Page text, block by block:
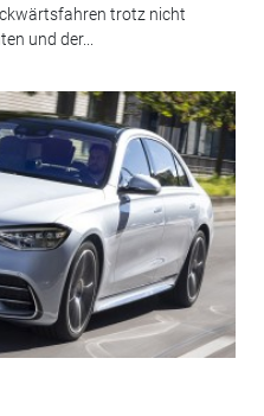
trotz nicht
und der...